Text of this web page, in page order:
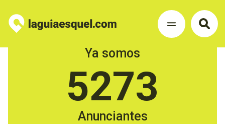
Ya somos
5273
Anunciantes